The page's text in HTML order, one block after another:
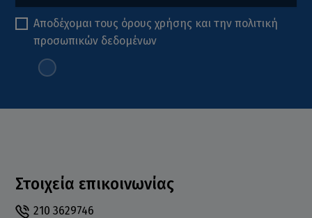
Αποδέχομαι τους όρους χρήσης και τηνπολιτική
προσωπικών δεδομένων
Στοιχεία επικοινωνίας
210 3629746